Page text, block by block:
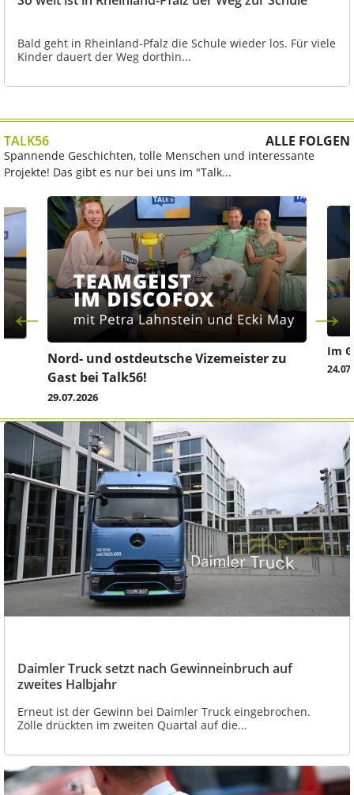
Bald geht in Rheinland-Pfalz die Schule wieder los. Für viele
Kinder dauert der Weg dorthin...
TALK56 ALLE FOLGEN
Spannende Geschichten, tolle Menschen und interessante
Projekte! Das gibt es nur bei uns im "Talk...
Nord- und ostdeutsche Vizemeister zu
Gast bei Talk56!
29.07.2026
Im
Daimler Truck setzt nach Gewinneinbruch auf
zweites Halbjahr
Erneut ist der Gewinn bei Daimler Truck eingebrochen.
Zölle drückten im zweiten Quartal auf die...